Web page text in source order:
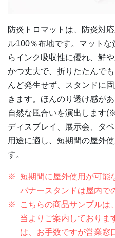
防炎トロマットは、防炎対
ル100％布地です。マット
らインク吸収性に優れ、鮮
かつ丈夫で、折りたたんで
んど発生せず、スタンドに
きます。ほんのり透け感が
自然な風合いを演出します
ディスプレイ、展示会、タ
用途に適し、短期間の屋外
す。
短期間に屋外使用が可能
バナースタンドは屋内で
こちらの商品サンプルは
当よりご案内しておりま
は、お手数ですが営業窓